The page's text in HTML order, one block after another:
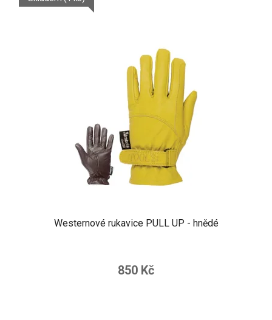
Westernové rukavice PULL UP - hnědé
850 Kč